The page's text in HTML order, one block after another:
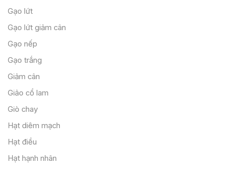
Gạo lứt
Gạo lứt giảm cân
Gạo nếp
Gạo trắng
Giảm cân
Giảo cổ lam
Giò chay
Hạt diêm mạch
Hạt điều
Hạt hạnh nhân